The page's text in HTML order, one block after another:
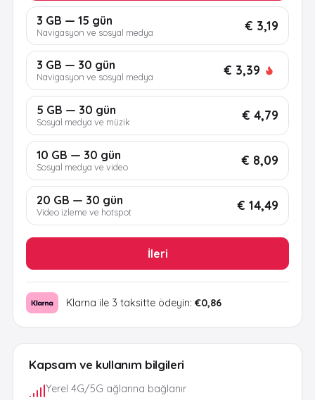
Kapsam ve kullanım bilgileri
Yerel 4G/5G ağlarına bağlanır
3 GB — 15 gün
Navigasyon ve sosyal medya € 3,19
3 GB — 30 gün
Navigasyon ve sosyal medya € 3,39
5 GB — 30 gün
Sosyal medya ve müzik € 4,79
10 GB — 30 gün
Sosyal medya ve video € 8,09
20 GB — 30 gün
Video izleme ve hotspot € 14,49
İleri
Klarna ile 3 taksitte ödeyin: €0,86